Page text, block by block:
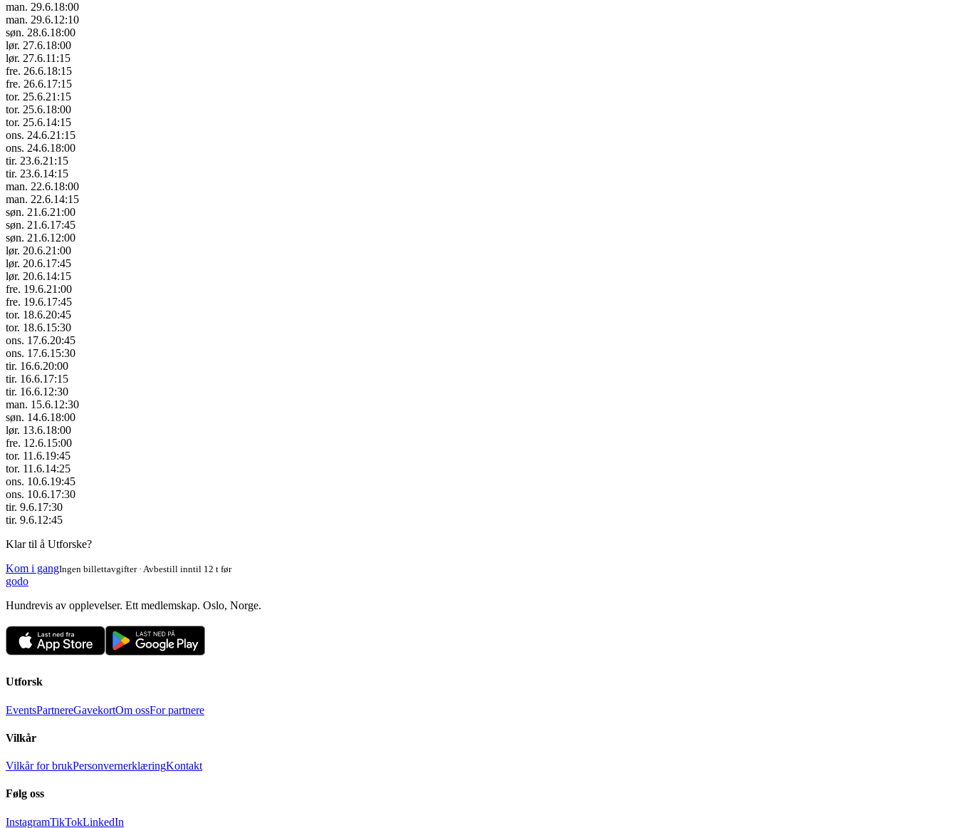
man. 29.6.18:00
man. 29.6.12:10
søn. 28.6.18:00
lør. 27.6.18:00
lør. 27.6.11:15
fre. 26.6.18:15
fre. 26.6.17:15
tor. 25.6.21:15
tor. 25.6.18:00
tor. 25.6.14:15
ons. 24.6.21:15
ons. 24.6.18:00
tir. 23.6.21:15
tir. 23.6.14:15
man. 22.6.18:00
man. 22.6.14:15
søn. 21.6.21:00
søn. 21.6.17:45
søn. 21.6.12:00
lør. 20.6.21:00
lør. 20.6.17:45
lør. 20.6.14:15
fre. 19.6.21:00
fre. 19.6.17:45
tor. 18.6.20:45
tor. 18.6.15:30
ons. 17.6.20:45
ons. 17.6.15:30
tir. 16.6.20:00
tir. 16.6.17:15
tir. 16.6.12:30
man. 15.6.12:30
søn. 14.6.18:00
lør. 13.6.18:00
fre. 12.6.15:00
tor. 11.6.19:45
tor. 11.6.14:25
ons. 10.6.19:45
ons. 10.6.17:30
tir. 9.6.17:30
tir. 9.6.12:45
Klar til å Utforske?
Kom i gangIngen billettavgifter · Avbestill inntil 12 t før
godo
Hundrevis av opplevelser. Ett medlemskap. Oslo, Norge.
Utforsk
EventsPartnereGavekortOm ossFor partnere
Vilkår
Vilkår for brukPersonvernerklæringKontakt
Følg oss
InstagramTikTokLinkedIn